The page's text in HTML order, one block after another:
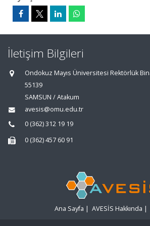
İletişim Bilgileri
Ondokuz Mayıs Üniversitesi Rektörlük
55139
SAMSUN / Atakum
avesis@omu.edu.tr
0 (362) 312 19 19
0 (362) 457 60 91
Ana Sayfa | AVESİS Hakkında |